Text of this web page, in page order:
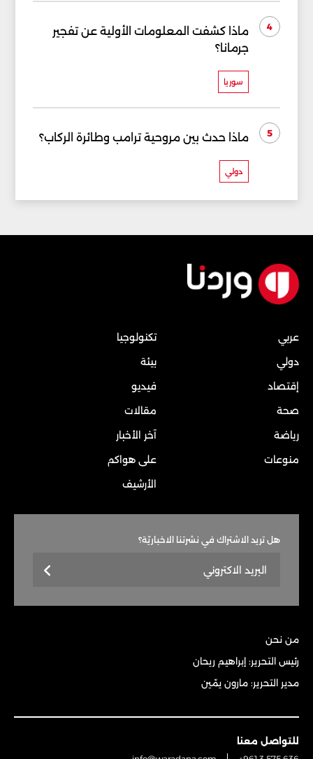
4
ماذا كشفت المعلومات الأولية عن تفجير
جرمانا؟
سوريا
5 ماذا حدث بين مروحية ترامب وطائرة الركاب؟
دولي
عربي
دولي
إقتصاد
صحة
رياضة
منوعات
تكنولوجيا
بيئة
فيديو
مقالات
آخر الأخبار
على هواكم
الأرشيف
هل تريد الاشتراك في نشرتنا الاخباريّة؟
من نحن
رئيس التحرير: إبراهيم ريحان
مدير التحرير: مارون يمّين
للتواصل معنا